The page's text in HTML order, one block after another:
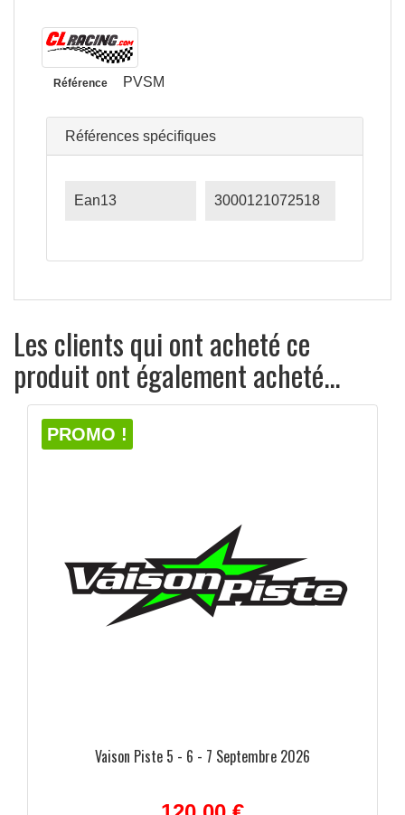
Référence PVSM
Références spécifiques
Ean13 3000121072518
Les clients qui ont acheté ce
produit ont également acheté...
PROMO !
Vaison Piste 5 - 6 - 7 Septembre 2026